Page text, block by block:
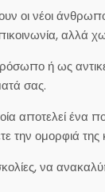
οι νέοι
αλλά
ή ως
σας.
αποτελεί ένα
την ομορφιά της
να